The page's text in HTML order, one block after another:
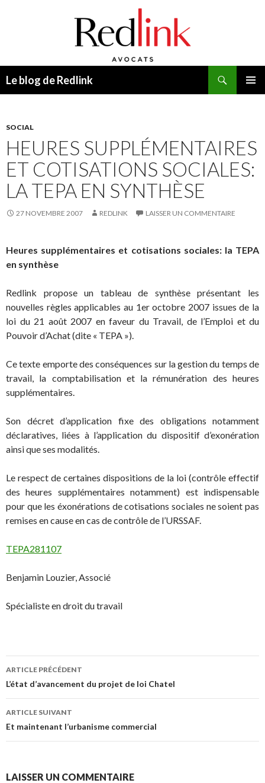
Le blog de Redlink
SOCIAL
HEURES SUPPLÉMENTAIRES
ET COTISATIONS SOCIALES:
LA TEPA EN SYNTHÈSE
27 NOVEMBRE 2007 REDLINK LAISSER UN COMMENTAIRE
Heures supplémentaires et cotisations sociales: la TEPA
en synthèse
Redlink propose un tableau de synthèse présentant les
nouvelles règles applicables au 1er octobre 2007 issues de la
loi du 21 août 2007 en faveur du Travail, de l’Emploi et du
Pouvoir d’Achat (dite « TEPA »).
Ce texte emporte des conséquences sur la gestion du temps de
travail, la comptabilisation et la rémunération des heures
supplémentaires.
Son décret d’application fixe des obligations notamment
déclaratives, liées à l’application du dispositif d’exonération
ainsi que ses modalités.
Le respect de certaines dispositions de la loi (contrôle effectif
des heures supplémentaires notamment) est indispensable
pour que les éxonérations de cotisations sociales ne soient pas
remises en cause en cas de contrôle de l’URSSAF.
TEPA281107
Benjamin Louzier, Associé
Spécialiste en droit du travail
Navigation
des
articles
ARTICLE PRÉCÉDENT
L’état d’avancement du projet de loi Chatel
ARTICLE SUIVANT
Et maintenant l’urbanisme commercial
LAISSER UN COMMENTAIRE